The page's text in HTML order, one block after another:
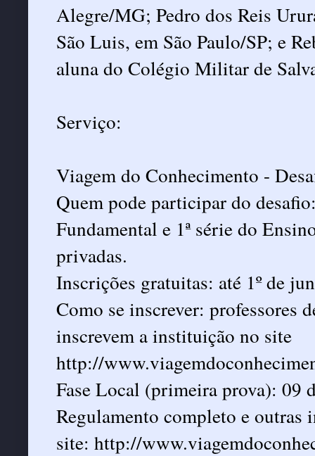
Alegre/MG; Pedro dos Reis
São Luis, em São Paulo/SP; e
aluna do Colégio Militar de
Serviço:
Viagem do Conhecimento -
Quem pode participar do
Fundamental e 1ª série do
privadas.
Inscrições gratuitas: até 1º de
Como se inscrever: professores
inscrevem a instituição no site
http://
Fase Local (primeira prova): 09
Regulamento completo e outras
site: http://